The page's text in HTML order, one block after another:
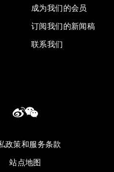
成为我们的会员
订阅我们的新闻稿
联系我们
政策和服务条款
站点地图